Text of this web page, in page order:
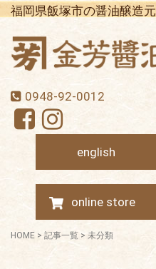
福岡県飯塚市の醤油醸造元
0948-92-0012
english
online store
HOME > 記事一覧 > 未分類